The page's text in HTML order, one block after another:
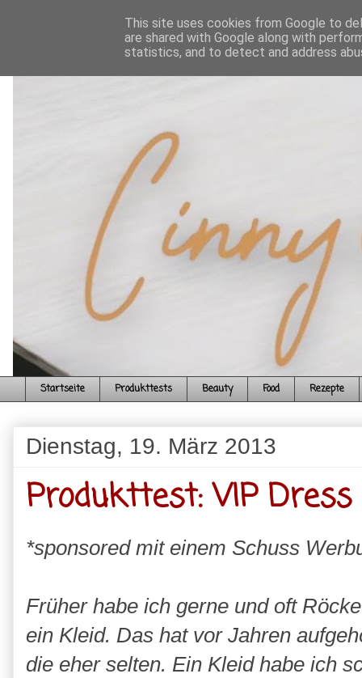
Startseite Produkttests Beauty Food Rezepte
Dienstag, 19. März 2013
Produkttest: VIP Dress
*sponsored mit einem Schuss
Früher habe ich gerne und oft
ein Kleid. Das hat vor Jahren
die eher selten. Ein Kleid habe ich
This site uses cookies from Google to
are shared with Google along with
statistics, and to detect and address